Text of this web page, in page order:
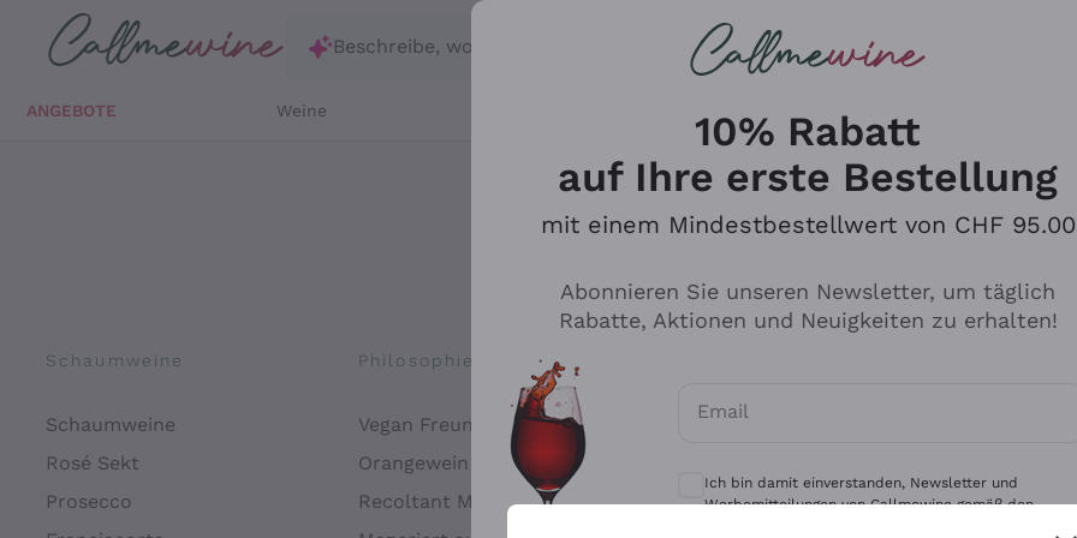
Zum Hauptinhalt springen
Beschreibe, wonach du suchst
ANGEBOTE Weine
Schaumweine
Schaumweine
Rosé Sekt
Prosecco
Philosophien
Vegan Freundlich
Orangewein
Recoltant Manipulant
Antinori
Ca' del Bosco
Gavi
10% Rabatt
auf Ihre erste Bestellung
mit einem Mindestbestellwert von CHF 95.00
Abonnieren Sie unseren Newsletter, um täglich
Rabatte, Aktionen und Neuigkeiten zu erhalten!
Email
Optionale Einwilligungen zum Erhalt von
Ich bin damit einverstanden, Newsletter und
Werbemitteilungen von Callmewine gemäß den -